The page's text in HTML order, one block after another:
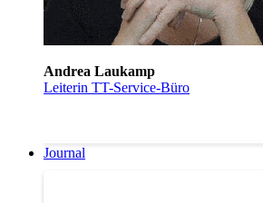
Andrea Laukamp
Leiterin TT-Service-Büro
Journal